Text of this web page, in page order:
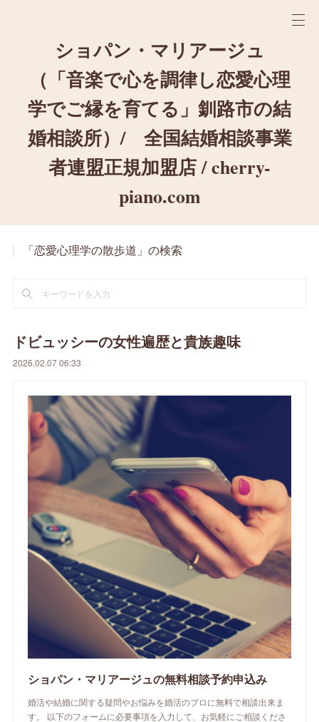
ショパン・マリアージュ
（「音楽で心を調律し恋愛心理
学でご縁を育てる」釧路市の結
婚相談所）/ 全国結婚相談事業
者連盟正規加盟店 / cherry-
piano.com
「恋愛心理学の散歩道」の検索
ドビュッシーの女性遍歴と貴族趣味
2026.02.07 06:33
ショパン・マリアージュの無料相談予約申込み
婚活や結婚に関する疑問やお悩みを婚活のプロに無料で相談出来ま
す。 以下のフォームに必要事項を入力して、お気軽にご相談くださ